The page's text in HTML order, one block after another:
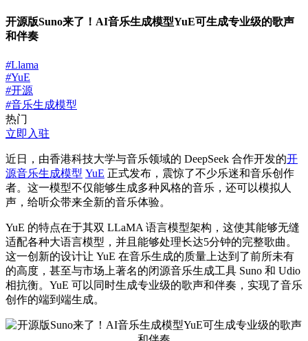
开源版Suno来了！AI音乐生成模型YuE可生成专业级的歌声
和伴奏
#Llama
#YuE
#开源
#音乐生成模型
热门
立即入驻
近日，由香港科技大学与音乐领域的 DeepSeek 合作开发的开
源音乐生成模型 YuE 正式发布，震惊了不少乐迷和音乐创作
者。这一模型不仅能够生成多种风格的音乐，还可以模拟人
声，给听众带来全新的音乐体验。
YuE 的特点在于其双 LLaMA 语言模型架构，这使其能够无缝
适配各种大语言模型，并且能够处理长达5分钟的完整歌曲。
这一创新的设计让 YuE 在音乐生成的质量上达到了前所未有
的高度，甚至与市场上著名的闭源音乐生成工具 Suno 和 Udio
相抗衡。YuE 可以同时生成专业级的歌声和伴奏，实现了音乐
创作的端到端生成。